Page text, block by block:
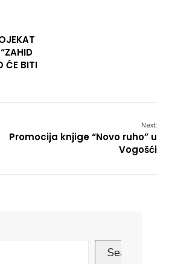
ĆE BITI
Next:
Promocija knjige “Novo ruho” u
Vogošći
Search